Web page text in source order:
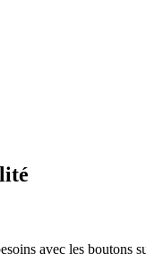
avec les boutons